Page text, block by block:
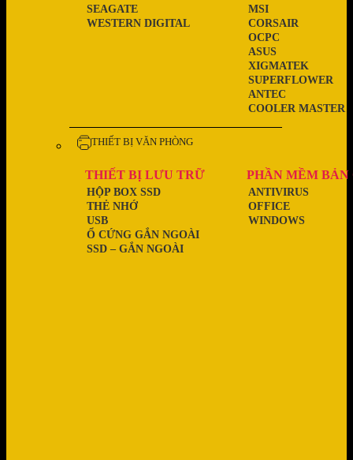
WESTERN DIGITAL
SEAGATE
COOLER MASTER
ANTEC
SUPERFLOWER
XIGMATEK
ASUS
OCPC
CORSAIR
MSI
THIẾT BỊ VĂN PHÒNG
THIẾT BỊ LƯU TRỮ
SSD – GẮN NGOÀI
Ổ CỨNG GẮN NGOÀI
USB
THẺ NHỚ
HỘP BOX SSD
PHẦN MỀM BẢN
WINDOWS
OFFICE
ANTIVIRUS